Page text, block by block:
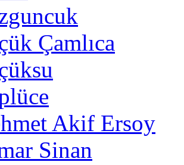
Çamlıca
Akif Ersoy
Sinan